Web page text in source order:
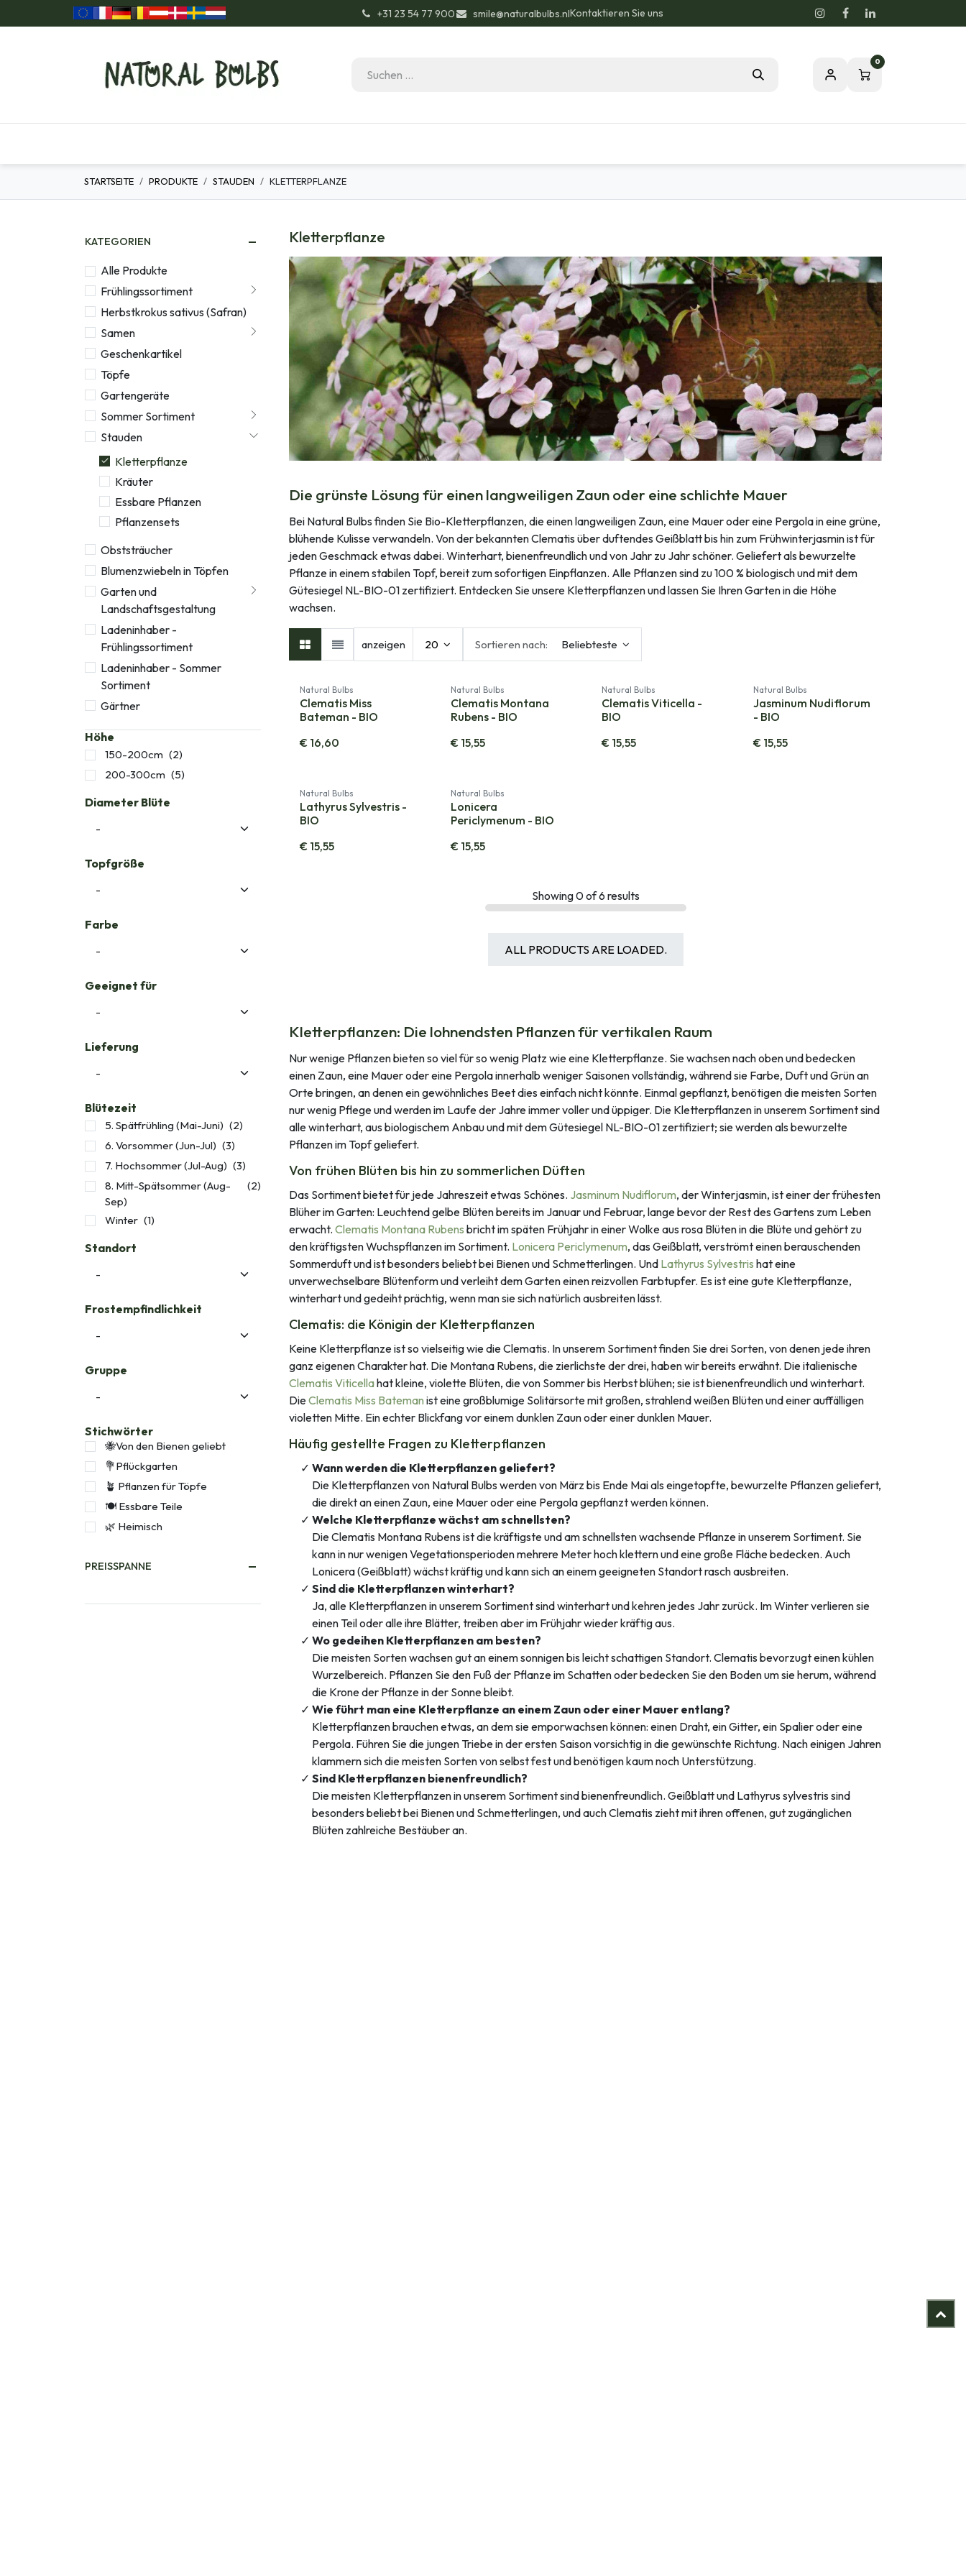
Zum Inhalt springen ͏ +31 23 54 77 900 smile@naturalbulbs.nlKontaktieren Sie uns
0
STARTSEITE PRODUKTE STAUDEN KLETTERPFLANZE
KATEGORIEN
Alle Produkte
Frühlingssortiment
Herbstkrokus sativus (Safran)
Samen
Geschenkartikel
Töpfe
Gartengeräte
Sommer Sortiment
Stauden
Kletterpflanze
Kräuter
Essbare Pflanzen
Pflanzensets
Obststräucher
Blumenzwiebeln in Töpfen
Garten und
Landschaftsgestaltung
Ladeninhaber -
Frühlingssortiment
Ladeninhaber - Sommer
Sortiment
Gärtner
Höhe
150-200cm (2)
200-300cm (5)
Diameter Blüte
Topfgröße
Farbe
Geeignet für
Lieferung
Blütezeit
5. Spätfrühling (Mai-Juni) (2)
6. Vorsommer (Jun-Jul) (3)
7. Hochsommer (Jul-Aug) (3)
8. Mitt-Spätsommer (Aug-
Sep)
(2)
Winter (1)
Standort
Frostempfindlichkeit
Gruppe
Stichwörter
🐝Von den Bienen geliebt
💐Pflückgarten
🪴 Pflanzen für Töpfe
🍽️ Essbare Teile
🌿 Heimisch
PREISSPANNE
Kletterpflanze
Die grünste Lösung für einen langweiligen Zaun oder eine schlichte Mauer
Bei Natural Bulbs finden Sie Bio-Kletterpflanzen, die einen langweiligen Zaun, eine Mauer oder eine Pergola in eine grüne,
blühende Kulisse verwandeln. Von der bekannten Clematis über duftendes Geißblatt bis hin zum Frühwinterjasmin ist für
jeden Geschmack etwas dabei. Winterhart, bienenfreundlich und von Jahr zu Jahr schöner. Geliefert als bewurzelte
Pflanze in einem stabilen Topf, bereit zum sofortigen Einpflanzen. Alle Pflanzen sind zu 100 % biologisch und mit dem
Gütesiegel NL-BIO-01 zertifiziert. Entdecken Sie unsere Kletterpflanzen und lassen Sie Ihren Garten in die Höhe
wachsen.
Sortieren nach: Beliebteste
anzeigen 20
Natural Bulbs
Clematis Miss
Bateman - BIO
€ 16,60
Natural Bulbs
Clematis Montana
Rubens - BIO
€ 15,55
Natural Bulbs
Clematis Viticella -
BIO
€ 15,55
Natural Bulbs
Jasminum Nudiflorum
- BIO
€ 15,55
Natural Bulbs
Lathyrus Sylvestris -
BIO
€ 15,55
Natural Bulbs
Lonicera
Periclymenum - BIO
€ 15,55
Showing0of6 results
ALL PRODUCTS ARE LOADED.
Kletterpflanzen: Die lohnendsten Pflanzen für vertikalen Raum
Nur wenige Pflanzen bieten so viel für so wenig Platz wie eine Kletterpflanze. Sie wachsen nach oben und bedecken
einen Zaun, eine Mauer oder eine Pergola innerhalb weniger Saisonen vollständig, während sie Farbe, Duft und Grün an
Orte bringen, an denen ein gewöhnliches Beet dies einfach nicht könnte. Einmal gepflanzt, benötigen die meisten Sorten
nur wenig Pflege und werden im Laufe der Jahre immer voller und üppiger. Die Kletterpflanzen in unserem Sortiment sind
alle winterhart, aus biologischem Anbau und mit dem Gütesiegel NL-BIO-01 zertifiziert; sie werden als bewurzelte
Pflanzen im Topf geliefert.
Von frühen Blüten bis hin zu sommerlichen Düften
Das Sortiment bietet für jede Jahreszeit etwas Schönes. Jasminum Nudiflorum, der Winterjasmin, ist einer der frühesten
Blüher im Garten: Leuchtend gelbe Blüten bereits im Januar und Februar, lange bevor der Rest des Gartens zum Leben
erwacht. Clematis Montana Rubens bricht im späten Frühjahr in einer Wolke aus rosa Blüten in die Blüte und gehört zu
den kräftigsten Wuchspflanzen im Sortiment. Lonicera Periclymenum, das Geißblatt, verströmt einen berauschenden
Sommerduft und ist besonders beliebt bei Bienen und Schmetterlingen. Und Lathyrus Sylvestris hat eine
unverwechselbare Blütenform und verleiht dem Garten einen reizvollen Farbtupfer. Es ist eine gute Kletterpflanze,
winterhart und gedeiht prächtig, wenn man sie sich natürlich ausbreiten lässt.
Clematis: die Königin der Kletterpflanzen
Keine Kletterpflanze ist so vielseitig wie die Clematis. In unserem Sortiment finden Sie drei Sorten, von denen jede ihren
ganz eigenen Charakter hat. Die Montana Rubens, die zierlichste der drei, haben wir bereits erwähnt. Die italienische
Clematis Viticellahat kleine, violette Blüten, die von Sommer bis Herbst blühen; sie ist bienenfreundlich und winterhart.
DieClematis Miss Bateman ist eine großblumige Solitärsorte mit großen, strahlend weißen Blüten und einer auffälligen
violetten Mitte. Ein echter Blickfang vor einem dunklen Zaun oder einer dunklen Mauer.
Häufig gestellte Fragen zu Kletterpflanzen
Wann werden die Kletterpflanzen geliefert?
Die Kletterpflanzen von Natural Bulbs werden von März bis Ende Mai als eingetopfte, bewurzelte Pflanzen geliefert,
die direkt an einen Zaun, eine Mauer oder eine Pergola gepflanzt werden können.
Welche Kletterpflanze wächst am schnellsten?
Die Clematis Montana Rubens ist die kräftigste und am schnellsten wachsende Pflanze in unserem Sortiment. Sie
kann in nur wenigen Vegetationsperioden mehrere Meter hoch klettern und eine große Fläche bedecken. Auch
Lonicera (Geißblatt) wächst kräftig und kann sich an einem geeigneten Standort rasch ausbreiten.
Sind die Kletterpflanzen winterhart?
Ja, alle Kletterpflanzen in unserem Sortiment sind winterhart und kehren jedes Jahr zurück. Im Winter verlieren sie
einen Teil oder alle ihre Blätter, treiben aber im Frühjahr wieder kräftig aus.
Wo gedeihen Kletterpflanzen am besten?
Die meisten Sorten wachsen gut an einem sonnigen bis leicht schattigen Standort. Clematis bevorzugt einen kühlen
Wurzelbereich. Pflanzen Sie den Fuß der Pflanze im Schatten oder bedecken Sie den Boden um sie herum, während
die Krone der Pflanze in der Sonne bleibt.
Wie führt man eine Kletterpflanze an einem Zaun oder einer Mauer entlang?
Kletterpflanzen brauchen etwas, an dem sie emporwachsen können: einen Draht, ein Gitter, ein Spalier oder eine
Pergola. Führen Sie die jungen Triebe in der ersten Saison vorsichtig in die gewünschte Richtung. Nach einigen Jahren
klammern sich die meisten Sorten von selbst fest und benötigen kaum noch Unterstützung.
Sind Kletterpflanzen bienenfreundlich?
Die meisten Kletterpflanzen in unserem Sortiment sind bienenfreundlich. Geißblatt und Lathyrus sylvestris sind
besonders beliebt bei Bienen und Schmetterlingen, und auch Clematis zieht mit ihren offenen, gut zugänglichen
Blüten zahlreiche Bestäuber an.